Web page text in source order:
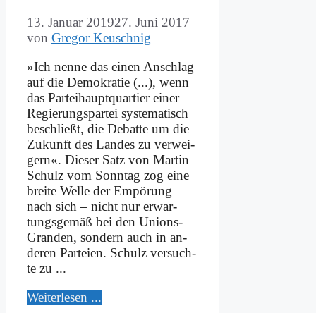
13. Januar 201927. Juni 2017
von Gregor Keuschnig
»Ich nen­ne das ei­nen An­schlag
auf die De­mo­kra­tie (...), wenn
das Par­tei­haupt­quar­tier ei­ner
Re­gie­rungs­par­tei sy­ste­ma­tisch
be­schließt, die De­bat­te um die
Zu­kunft des Lan­des zu ver­wei­
gern«. Die­ser Satz von Mar­tin
Schulz vom Sonn­tag zog ei­ne
brei­te Wel­le der Em­pö­rung
nach sich – nicht nur er­war­
tungs­ge­mäß bei den Uni­ons-
Gran­­den, son­dern auch in an­
de­ren Par­tei­en. Schulz ver­such­
te zu ...
Wei­ter­le­sen ...